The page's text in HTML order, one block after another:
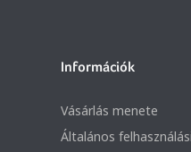
Információk
Vásárlás menete
Általános